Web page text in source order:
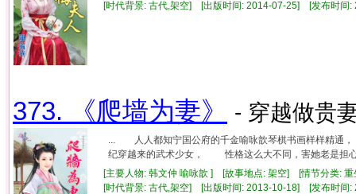
[时代背景: 古代,架空] [出版时间: 2014-07-25] [发布时
373. 《爬墙为妻》 - 穿越做贵
... 人人都知宁国公府的千金喻咏歆琴棋书画样样精
纪穿越来的武术少女， 性格这么大不同，害她老是担
[主要人物: 韩文仲 喻咏歆 ] [故事地点: 架空] [情节分类: 重
[时代背景: 古代,架空] [出版时间: 2013-10-18] [发布时